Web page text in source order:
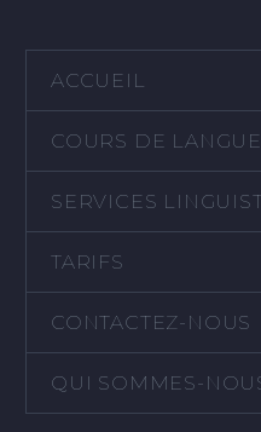
ACCUEIL
COURS DE
SERVICES
TARIFS
CONTACTEZ-NOUS
QUI SOMMES-